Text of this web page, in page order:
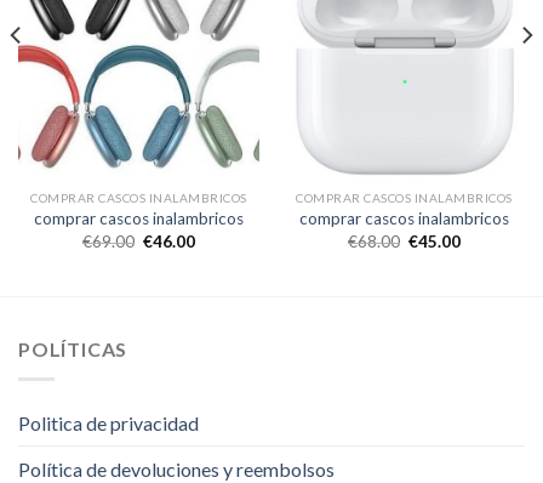
COMPRAR CASCOS INALAMBRICOS
comprar cascos inalambricos
€69.00 €46.00
COMPRAR CASCOS INALAMBRICOS
comprar cascos inalambricos
€68.00 €45.00
POLÍTICAS
Politica de privacidad
Política de devoluciones y reembolsos